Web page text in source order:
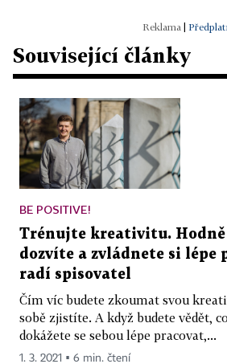
Související články
BE POSITIVE!
Trénujte kreativitu. Hodně
dozvíte a zvládnete si lépe
radí spisovatel
Čím víc budete zkoumat svou
sobě zjistíte. A když budete vědět,
dokážete se sebou lépe pracovat,...
1. 3. 2021 ▪ 6 min. čtení